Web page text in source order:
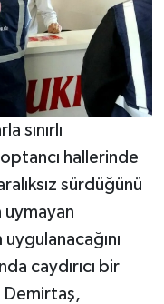
sınırlı
hallerinde
sürdüğünü
caydırıcı bir
Demirtaş,